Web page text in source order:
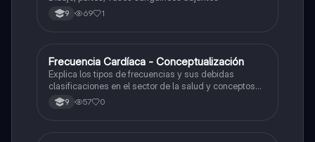
9 69 1
Biologia
Frecuencia Cardíaca - Conceptualización
Explica los tipos de frecuencias y sus debidas
clasificaciones en el sector de la salud y conceptos
para tener conocimiento de como medir una
frecuencia cardiaca apropiadamente.
9 57 0